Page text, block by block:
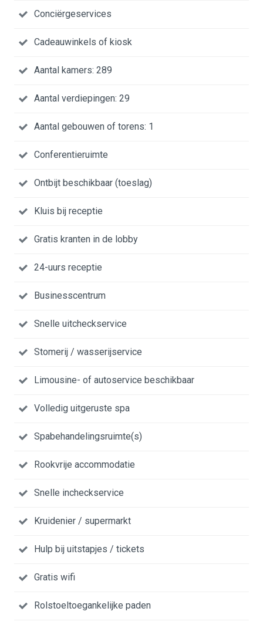
Conciërgeservices
Cadeauwinkels of kiosk
Aantal kamers: 289
Aantal verdiepingen: 29
Aantal gebouwen of torens: 1
Conferentieruimte
Ontbijt beschikbaar (toeslag)
Kluis bij receptie
Gratis kranten in de lobby
24-uurs receptie
Businesscentrum
Snelle uitcheckservice
Stomerij / wasserijservice
Limousine- of autoservice beschikbaar
Volledig uitgeruste spa
Spabehandelingsruimte(s)
Rookvrije accommodatie
Snelle incheckservice
Kruidenier / supermarkt
Hulp bij uitstapjes / tickets
Gratis wifi
Rolstoeltoegankelijke paden